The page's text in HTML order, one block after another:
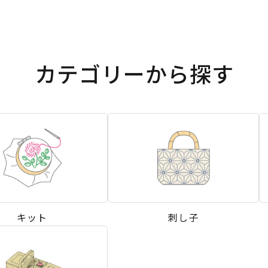
カテゴリーから探す
キット 刺し子